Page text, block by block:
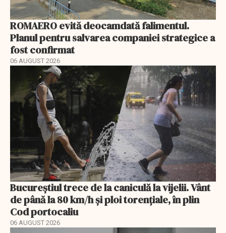
ROMAERO evită deocamdată falimentul.
Planul pentru salvarea companiei strategice a
fost confirmat
06 AUGUST 2026
Bucureștiul trece de la caniculă la vijelii. Vânt
de până la 80 km/h și ploi torențiale, în plin
Cod portocaliu
06 AUGUST 2026